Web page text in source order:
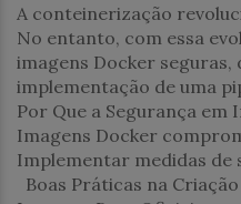
A conteinerização
No entanto, com essa
imagens Docker
implementação de uma
Por Que a Segurança em
Imagens Docker
Implementar medidas de
Boas Práticas na